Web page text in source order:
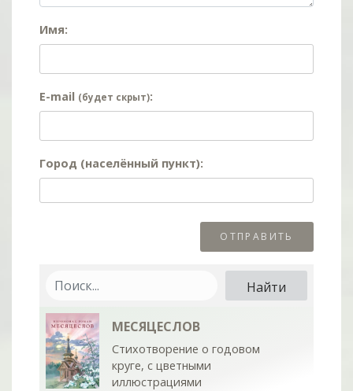
Имя:
E-mail (будет скрыт):
Город (населённый пункт):
МЕСЯЦЕСЛОВ
Стихотворение о годовом
круге, с цветными
иллюстрациями